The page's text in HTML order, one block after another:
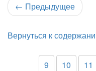
← Предыдущее
Вернуться к
9 10 11